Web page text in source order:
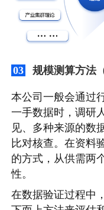
03 规模测算方法
本公司一般会通过
一手数据时，调研
见、多种来源的数
比对核查。在资料
的方式，从供需两
性。
在数据验证过程中